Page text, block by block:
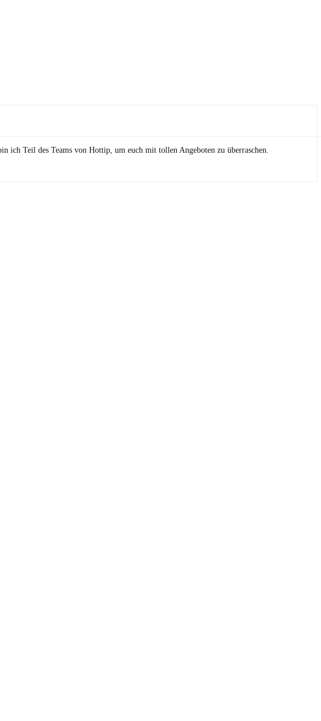
ich Teil des Teams von Hottip, um euch mit tollen Angeboten zu überraschen.